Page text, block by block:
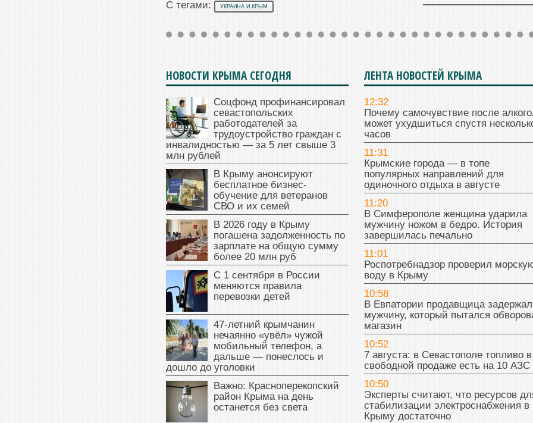
С тегами: УКРАИНА И КРЫМ
НОВОСТИ КРЫМА СЕГОДНЯ
Соцфонд профинансировал
севастопольских
работодателей за
трудоустройство граждан с
инвалидностью — за 5 лет свыше 3
млн рублей
В Крыму анонсируют
бесплатное бизнес-
обучение для ветеранов
СВО и их семей
В 2026 году в Крыму
погашена задолженность по
зарплате на общую сумму
более 20 млн руб
С 1 сентября в России
меняются правила
перевозки детей
47‑летний крымчанин
нечаянно «увёл» чужой
мобильный телефон, а
дальше — понеслось и
дошло до уголовки
Важно: Красноперекопский
район Крыма на день
останется без света
ЛЕНТА НОВОСТЕЙ КРЫМА
12:32
Почему самочувствие после
может ухудшиться спустя
часов
11:31
Крымские города — в топе
популярных направлений для
одиночного отдыха в августе
11:20
В Симферополе женщина ударила
мужчину ножом в бедро. История
завершилась печально
11:01
Роспотребнадзор проверил
воду в Крыму
10:58
В Евпатории продавщица
мужчину, который пытался
магазин
10:52
7 августа: в Севастополе топливо в
свободной продаже есть на 10 АЗС
10:50
Эксперты считают, что ресурсов
стабилизации электроснабжения в
Крыму достаточно